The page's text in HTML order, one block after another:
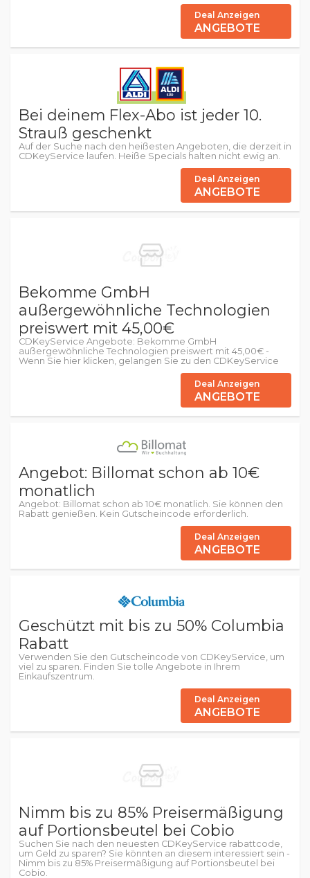
Deal Anzeigen
ANGEBOTE
Bei deinem Flex-Abo ist jeder 10.
Strauß geschenkt
Auf der Suche nach den heißesten Angeboten, die derzeit in
CDKeyService laufen. Heiße Specials halten nicht ewig an.
Deal Anzeigen
ANGEBOTE
Bekomme GmbH
außergewöhnliche Technologien
preiswert mit 45,00€
CDKeyService Angebote: Bekomme GmbH
außergewöhnliche Technologien preiswert mit 45,00€ -
Wenn Sie hier klicken, gelangen Sie zu den CDKeyService
Deal Anzeigen
ANGEBOTE
Angebot: Billomat schon ab 10€
monatlich
Angebot: Billomat schon ab 10€ monatlich. Sie können den
Rabatt genießen. Kein Gutscheincode erforderlich.
Deal Anzeigen
ANGEBOTE
Geschützt mit bis zu 50% Columbia
Rabatt
Verwenden Sie den Gutscheincode von CDKeyService, um
viel zu sparen. Finden Sie tolle Angebote in Ihrem
Einkaufszentrum.
Deal Anzeigen
ANGEBOTE
Nimm bis zu 85% Preisermäßigung
auf Portionsbeutel bei Cobio
Suchen Sie nach den neuesten CDKeyService rabattcode,
um Geld zu sparen? Sie könnten an diesem interessiert sein -
Nimm bis zu 85% Preisermäßigung auf Portionsbeutel bei
Cobio.